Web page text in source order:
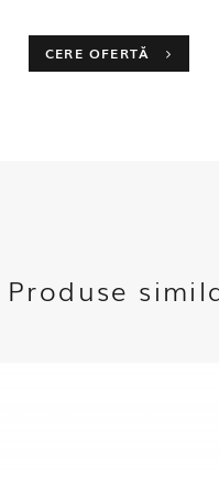
CERE OFERTĂ
Produse